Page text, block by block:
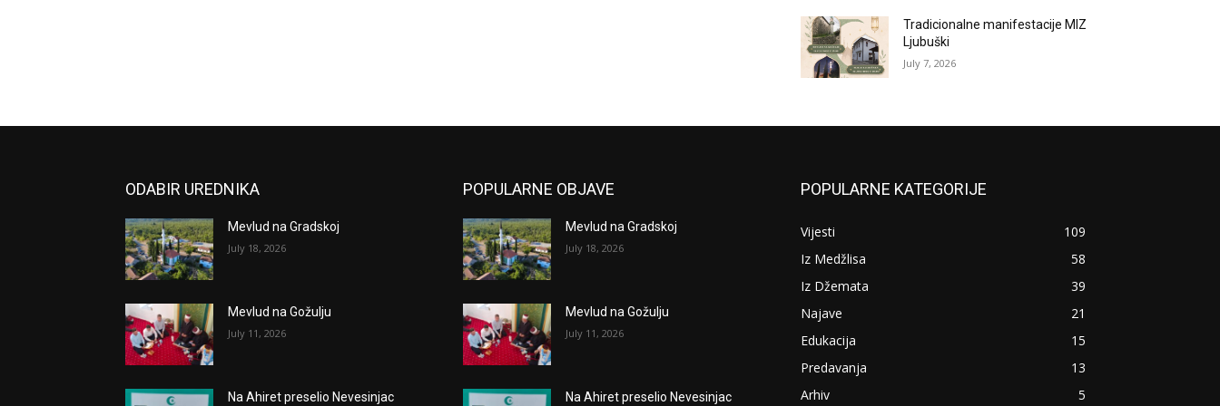
Tradicionalne manifestacije MIZ
Ljubuški
July 7, 2026
ODABIR UREDNIKA
Mevlud na Gradskoj
July 18, 2026
Mevlud na Gožulju
July 11, 2026
Na Ahiret preselio Nevesinjac
POPULARNE OBJAVE
Mevlud na Gradskoj
July 18, 2026
Mevlud na Gožulju
July 11, 2026
Na Ahiret preselio Nevesinjac
POPULARNE KATEGORIJE
Vijesti
109
Iz Medžlisa
58
Iz Džemata
39
Najave
21
Edukacija
15
Predavanja
13
Arhiv
5